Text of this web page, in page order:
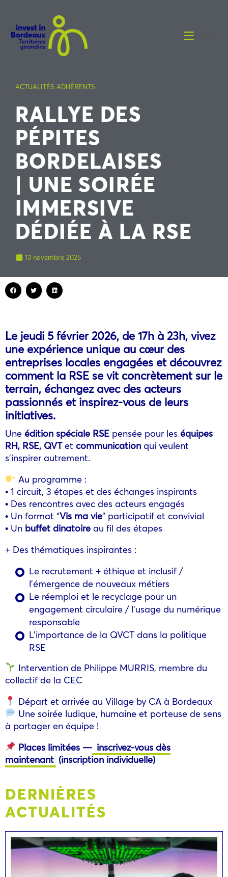
ACTUALITÉS ADHÉRENTS
RALLYE DES
PÉPITES
BORDELAISES
| UNE SOIRÉE
IMMERSIVE
DÉDIÉE À LA RSE
13 novembre 2025
Le jeudi 5 février 2026, de 17h à 23h, vivez
une expérience unique au cœur des
entreprises locales engagées et découvrez
comment la RSE se vit concrètement sur le
terrain, échangez avec des acteurs
passionnés et inspirez-vous de leurs
initiatives.
Une édition spéciale RSE pensée pour les équipes
RH, RSE, QVTet communication qui veulent
s’inspirer autrement.
Au programme :
• 1 circuit, 3 étapes et des échanges inspirants
• Des rencontres avec des acteurs engagés
• Un format “Vis ma vie” participatif et convivial
• Un buffet dinatoire au fil des étapes
+ Des thématiques inspirantes :
Le recrutement + éthique et inclusif /
l’émergence de nouveaux métiers
Le réemploi et le recyclage pour un
engagement circulaire / l’usage du numérique
responsable
L’importance de la QVCT dans la politique
RSE
Intervention de Philippe MURRIS, membre du
collectif de la CEC
Départ et arrivée au Village by CA à Bordeaux
Une soirée ludique, humaine et porteuse de sens
à partager en équipe !
Places limitées — inscrivez-vous dès
maintenant (inscription individuelle)
DERNIÈRES
ACTUALITÉS